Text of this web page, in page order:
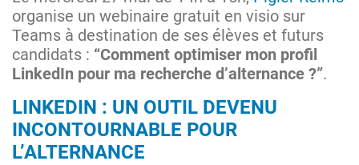
organise un webinaire gratuit en visio sur
Teams à destination de ses élèves et futurs
candidats : “Comment optimiser mon profil
LinkedIn pour ma recherche d’alternance ?”.
LINKEDIN : UN OUTIL DEVENU
INCONTOURNABLE POUR
L’ALTERNANCE